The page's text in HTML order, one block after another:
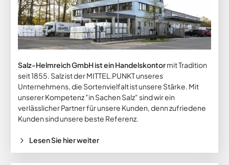
Salz-Helmreich GmbH ist ein Handelskontormit Tradition
seit 1855. Salz ist der MITTEL.PUNKT unseres
Unternehmens, die Sortenvielfalt ist unsere Stärke. Mit
unserer Kompetenz "in Sachen Salz" sind wir ein
verlässlicher Partner für unsere Kunden, denn zufriedene
Kunden sind unsere beste Referenz.
Lesen Sie hier weiter